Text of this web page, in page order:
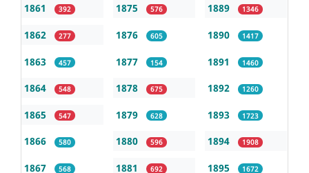
1861 392
1862 277
1863 457
1864 548
1865 547
1866 580
1867 568
1875 576
1876 605
1877 154
1878 675
1879 628
1880 596
1881 692
1889 1346
1890 1417
1891 1460
1892 1260
1893 1723
1894 1908
1895 1672